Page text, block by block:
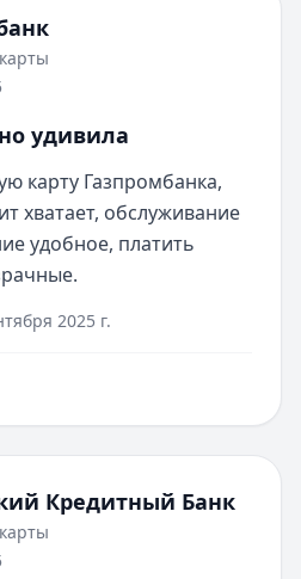
удивила
карту Газпромбанка,
хватает, обслуживание
удобное, платить
2025 г.
Кредитный Банк